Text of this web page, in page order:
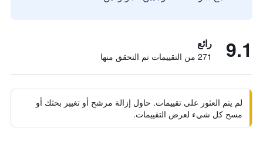
9.1 رائع
271 من التقييمات تم التحقق منها
لم يتم العثور على تقييمات. حاول إزالة مرشح أو تغيير بحثك أو
مسح كل شيء لعرض التقييمات.